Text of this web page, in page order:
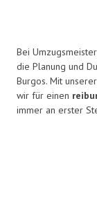
Bei
die Planung und
Burgos. Mit
wir für einen
immer an erster